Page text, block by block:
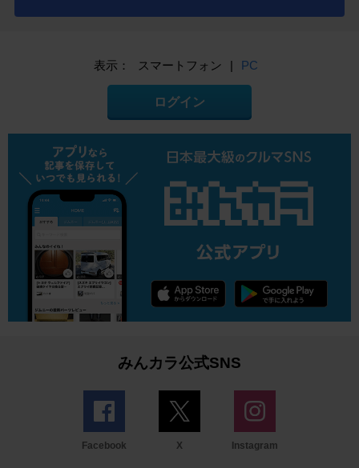
表示： スマートフォン | PC
ログイン
みんカラ公式SNS
Facebook X Instagram